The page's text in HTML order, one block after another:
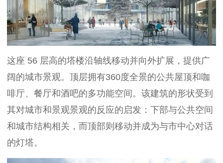
这座 56 层高的塔楼沿轴线移动并向外扩展，提供广
阔的城市景观。顶层拥有360度全景的公共屋顶和咖
啡厅、餐厅和酒吧的多功能空间。该建筑的形状受到
其对城市和景观景观的反应的启发：下部与公共空间
和城市结构相关，而顶部则移动并成为与市中心对话
的灯塔。